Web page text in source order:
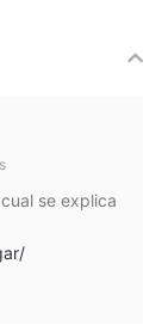
se explica